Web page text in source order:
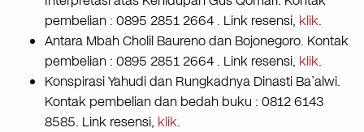
pembelian : 0895 2851 2664 . Link resensi, klik.
Antara Mbah Cholil Baureno dan Bojonegoro. Kontak
pembelian : 0895 2851 2664 . Link resensi, klik.
Konspirasi Yahudi dan Rungkadnya Dinasti Ba’alwi.
Kontak pembelian dan bedah buku : 0812 6143
8585. Link resensi, klik.